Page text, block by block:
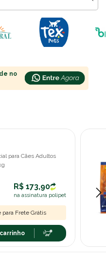
no
para Cães Adultos
R$ 173,90
na assinatura polipet
para Frete Grátis